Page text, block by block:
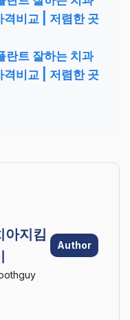
격비교 | 저렴한 곳
란트 잘하는 치과
격비교 | 저렴한 곳
아지킴
Author